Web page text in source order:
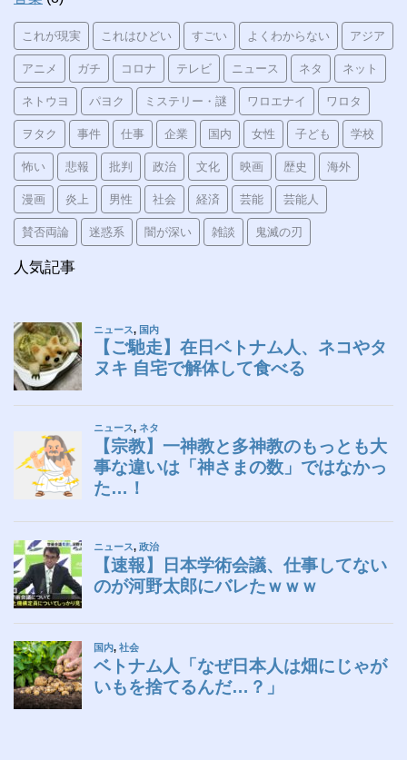
これが現実 これはひどい すごい よくわからない アジア
アニメ ガチ コロナ テレビ ニュース ネタ ネット
ネトウヨ パヨク ミステリー・謎 ワロエナイ ワロタ
ヲタク 事件 仕事 企業 国内 女性 子ども 学校
怖い 悲報 批判 政治 文化 映画 歴史 海外
漫画 炎上 男性 社会 経済 芸能 芸能人
賛否両論 迷惑系 闇が深い 雑談 鬼滅の刃
人気記事